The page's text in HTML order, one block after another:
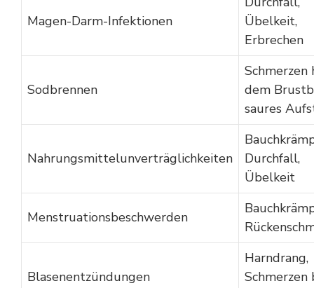
Magen-Darm-Infektionen
Übelkeit,
Erbrechen
Sodbrennen
Schmerzen
dem
saures
Nahrungsmittelunverträglichkeiten
Durchfall,
Übelkeit
Menstruationsbeschwerden
Blasenentzündungen
Harndrang,
Schmerzen